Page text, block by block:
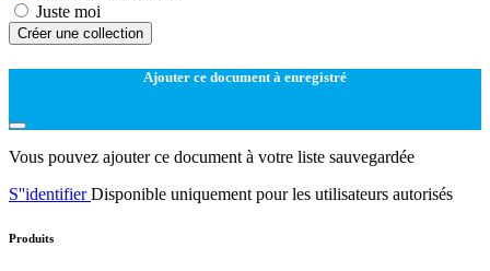
Juste moi
Créer une collection
Ajouter ce document à enregistré
Vous pouvez ajouter ce document à votre liste sauvegardée
S''identifierDisponible uniquement pour les utilisateurs autorisés
Produits